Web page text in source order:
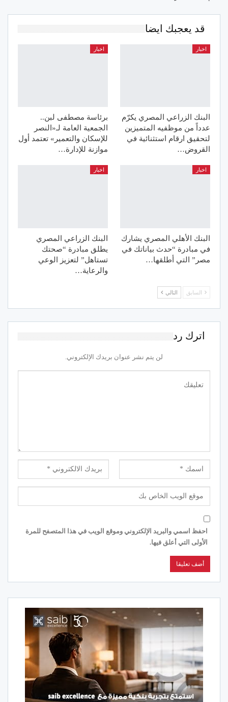
قد يعجبك ايضا
اخبار
البنك الزراعي المصري يكرّم
عدداً من موظفيه المتميزين
لتحقيق ارقام استثنائية في
القروض…
اخبار
برئاسة مصطفى لبن..
الجمعية العامة لـ«النصر
للإسكان والتعمير» تعتمد أول
موازنة للإدارة…
اخبار
البنك الأهلي المصري يشارك
في مبادرة “حدث بياناتك في
مصر” التي أطلقها…
اخبار
البنك الزراعي المصري
يطلق مبادرة “صحتك
تستاهل” لتعزيز الوعي
والرعاية…
السابق التالي
اترك رد
لن يتم نشر عنوان بريدك الإلكتروني.
احفظ اسمي والبريد الإلكتروني وموقع الويب في هذا المتصفح للمرة
الأولى التي أعلق فيها.